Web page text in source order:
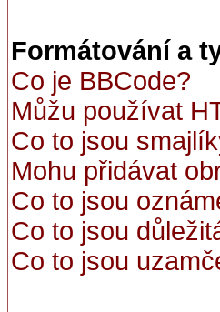
Formátování a
Co je BBCode?
Můžu používat
Co to jsou
Mohu přidávat
Co to jsou
Co to jsou
Co to jsou